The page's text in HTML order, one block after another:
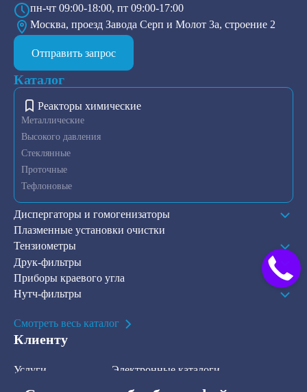
пн-чт 09:00-18:00, пт 09:00-17:00
Москва, проезд Завода Серп и Молот 3а, строение 2
Отправить запрос
Каталог
Реакторы химические
Металлические
Высокого давления
Стеклянные
Проточные
Тефлоновые
Диспергаторы и гомогенизаторы
Плазменные установки очистки
Тензиометры
Друк-фильтры
Приборы краевого угла
Нутч-фильтры
Смотреть весь каталог
Клиенту
Услуги
Электронные каталоги